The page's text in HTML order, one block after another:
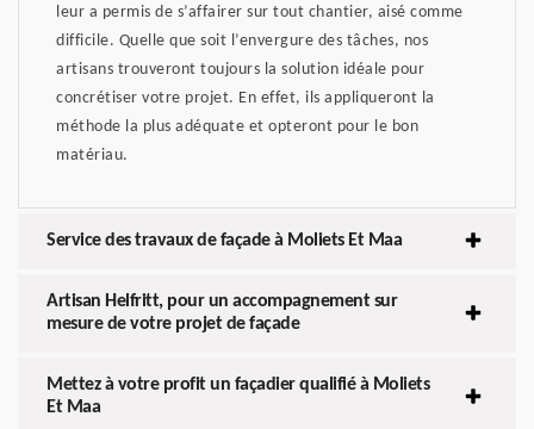
leur a permis de s’affairer sur tout chantier, aisé comme
difficile. Quelle que soit l’envergure des tâches, nos
artisans trouveront toujours la solution idéale pour
concrétiser votre projet. En effet, ils appliqueront la
méthode la plus adéquate et opteront pour le bon
matériau.
Service des travaux de façade à Moliets Et Maa
Artisan Helfritt, pour un accompagnement sur
mesure de votre projet de façade
Mettez à votre profit un façadier qualifié à Moliets
Et Maa